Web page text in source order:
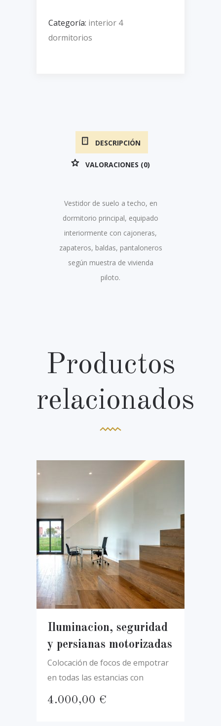
Categoría: interior 4
dormitorios
DESCRIPCIÓN
VALORACIONES (0)
Vestidor de suelo a techo, en
dormitorio principal, equipado
interiormente con cajoneras,
zapateros, baldas, pantaloneros
según muestra de vivienda
piloto.
Productos
relacionados
Iluminacion, seguridad
y persianas motorizadas
Colocación de focos de empotrar
en todas las estancias con
4.000,00 €